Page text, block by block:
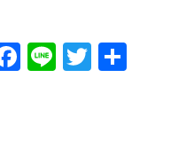
Facebook
LineTwitter